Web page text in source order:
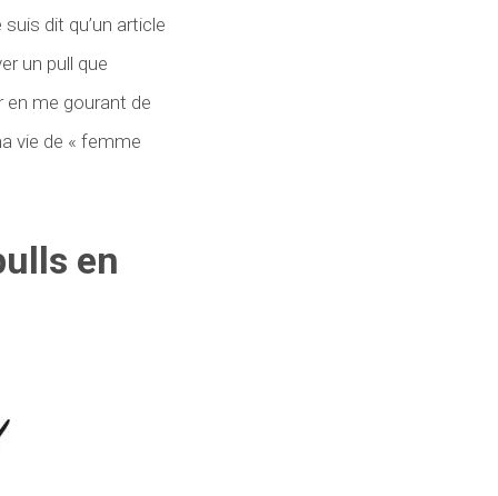
dit qu’un article
un pull que
en me gourant de
vie de « femme
en